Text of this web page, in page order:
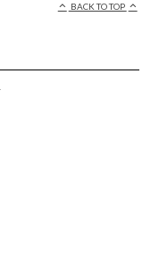
BACK TO TOP